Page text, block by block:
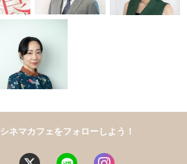
シネマカフェをフォローしよう！